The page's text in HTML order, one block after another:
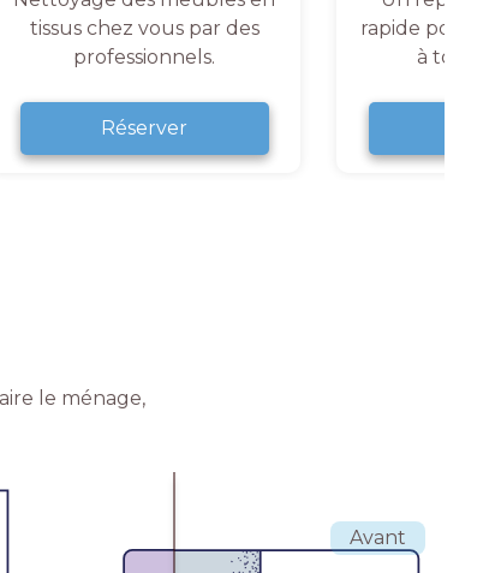
tissus chez vous par des
professionnels.
Réserver
rapide pour
à tout
le ménage,